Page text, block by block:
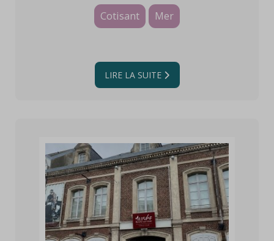
Cotisant Mer
LIRE LA SUITE